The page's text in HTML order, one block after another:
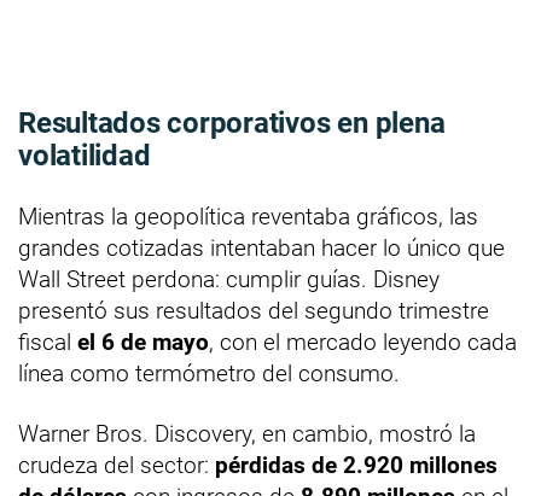
Resultados corporativos en plena
volatilidad
Mientras la geopolítica reventaba gráficos, las
grandes cotizadas intentaban hacer lo único que
Wall Street perdona: cumplir guías. Disney
presentó sus resultados del segundo trimestre
fiscal el 6 de mayo, con el mercado leyendo cada
línea como termómetro del consumo.
Warner Bros. Discovery, en cambio, mostró la
crudeza del sector: pérdidas de 2.920 millones